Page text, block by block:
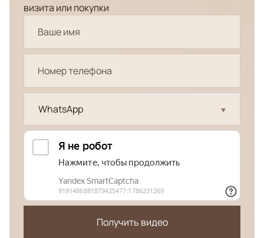
визита или покупки
WhatsApp
Получить видео